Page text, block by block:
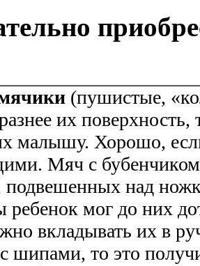
(пушистые,
их поверхность,
малышу. Хорошо,
Мяч с
над
ребенок мог до них
вкладывать их в
шипами, то это